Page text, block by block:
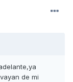
de mi